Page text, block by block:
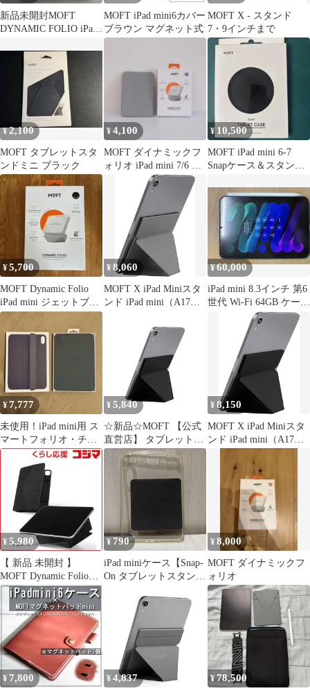
新品未開封MOFT
DYNAMIC FOLIO iPad
MOFT iPad mini6カバー
ブラウン マグネット式
MOFT X - スタンド
7・9インチまで
¥2,100
MOFT タブレットスタ
ンドミニ ブラック
¥4,100
MOFT ダイナミックフ
ォリオ iPad mini 7/6 ケ
¥ 10,500
MOFT iPad mini 6-7
Snapケース＆スタンド
¥5,700
MOFT Dynamic Folio
iPad mini ジェットブラ
ック
¥8,060
MOFT X iPad Miniスタ
ンド iPad mini（A17
ド (2024年) 超薄型 多角
度調整 [アップグレー
ド版/マグネット式] ミ
ニ6 (2021年)対応 7.9イ
ンチ~9.7インチに対応
軽量 折り畳み式 コンパ
as
¥60,000
iPad mini 8.3インチ 第6
世代 Wi-Fi 64GB ケース
¥7,777
未使用！iPad mini用 ス
マートフォリオ・チャ
コールグレイ
¥ 5,840
☆新品☆MOFT 【公式
直営店】 タブレットス
タンド 粘着 タブレット
ホルダー 角度調整可能
折りたたみ式 iPad Mini
7.9インチ対応 ポータブ
ル マグネット内蔵 極薄
軽量 収納便利 持ち運び
便利 卓上 縦置き 横置
き 5ca6bd89
¥8,150
MOFT X iPad Miniスタ
ンド iPad mini（A17
Pro）タブレットスタン
ド (2024年) 超薄型 多角
度調整 [アップグレー
ド版/マグネット式] ミ
ニ6 (2021年)対応 7.9イ
ンチ~9.7インチに対応
軽量 折り畳み式 コンパ
ts
¥ 5,980
【 新品 未開封 】
MOFT Dynamic Folio
8.3インチ iPad mini(67
世代)用カバー ジェッ
トブラック MS028-1-
mini-JTBK 未使用 送料
無料
¥ 790
iPad miniケース【Snap-
On タブレットスタンド
¥8,000
MOFT ダイナミックフ
ォリオ
¥ 7,800 ¥4,837 ¥78,500